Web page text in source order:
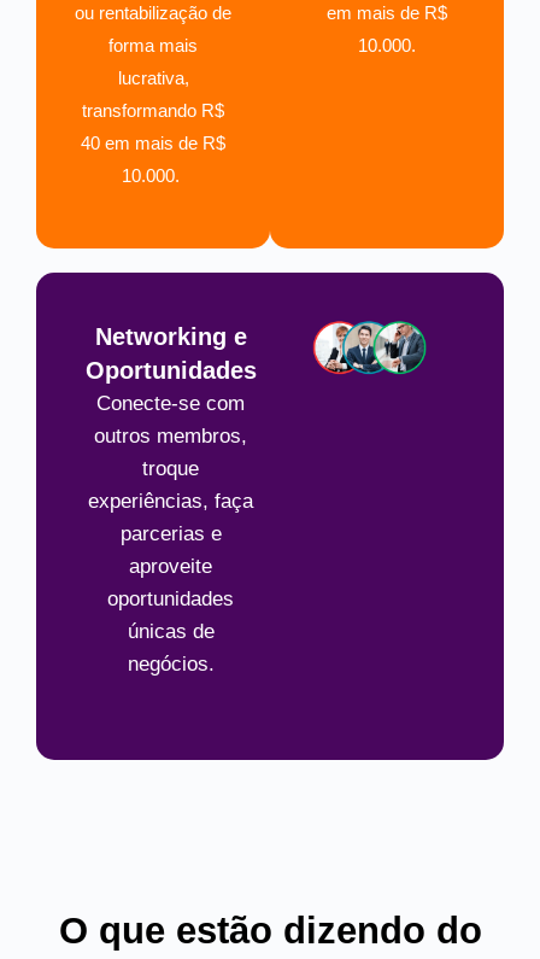
ou rentabilização de
forma mais
lucrativa,
transformando R$
40 em mais de R$
10.000.
em mais de R$
10.000.
Networking e
Oportunidades
Conecte-se com
outros membros,
troque
experiências, faça
parcerias e
aproveite
oportunidades
únicas de
negócios.
O que estão dizendo do